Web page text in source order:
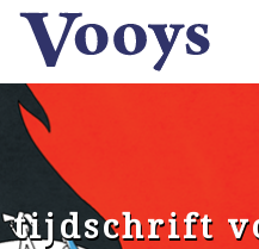
tijdschrift